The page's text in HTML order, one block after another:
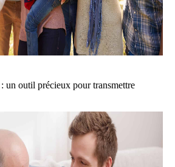
un outil précieux pour transmettre